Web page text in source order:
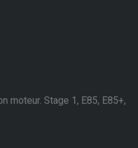
moteur. Stage 1, E85, E85+,